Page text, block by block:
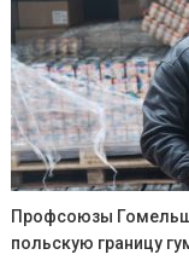
Профсоюзы
польскую границу